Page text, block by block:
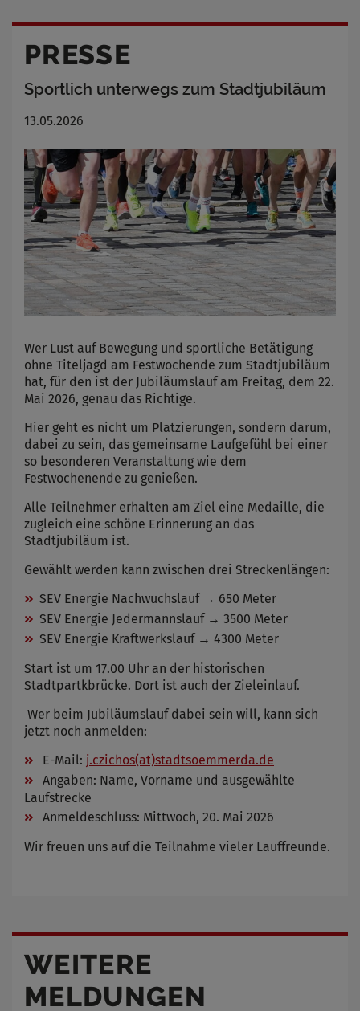
PRESSE
Sportlich unterwegs zum Stadtjubiläum
13.05.2026
Wer Lust auf Bewegung und sportliche Betätigung
ohne Titeljagd am Festwochende zum Stadtjubiläum
hat, für den ist der Jubiläumslauf am Freitag, dem 22.
Mai 2026, genau das Richtige.
Hier geht es nicht um Platzierungen, sondern darum,
dabei zu sein, das gemeinsame Laufgefühl bei einer
so besonderen Veranstaltung wie dem
Festwochenende zu genießen.
Alle Teilnehmer erhalten am Ziel eine Medaille, die
zugleich eine schöne Erinnerung an das
Stadtjubiläum ist.
Gewählt werden kann zwischen drei Streckenlängen:
SEV Energie Nachwuchslauf → 650 Meter
SEV Energie Jedermannslauf → 3500 Meter
SEV Energie Kraftwerkslauf → 4300 Meter
Start ist um 17.00 Uhr an der historischen
Stadtpartkbrücke. Dort ist auch der Zieleinlauf.
Wer beim Jubiläumslauf dabei sein will, kann sich
jetzt noch anmelden:
E-Mail: j.czichos(at)stadtsoemmerda.de
Angaben: Name, Vorname und ausgewählte
Laufstrecke
Anmeldeschluss: Mittwoch, 20. Mai 2026
Wir freuen uns auf die Teilnahme vieler Lauffreunde.
WEITERE
MELDUNGEN